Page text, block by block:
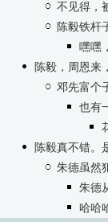
不见得，
陈毅铁杆
嘿嘿
陈毅，周恩来
邓先富个
也有
陈毅真不错。
朱德虽然
朱德
哈哈